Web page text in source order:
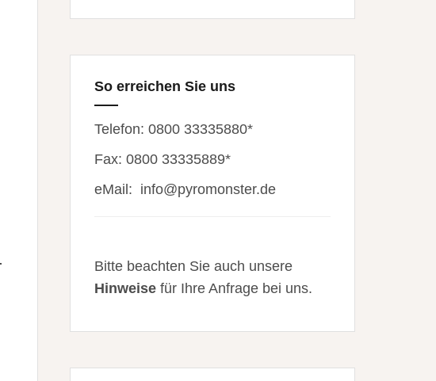
So erreichen Sie uns
Telefon: 0800 33335880*
Fax: 0800 33335889*
eMail: info@pyromonster.de
Bitte beachten Sie auch unsere
Hinweise für Ihre Anfrage bei uns.